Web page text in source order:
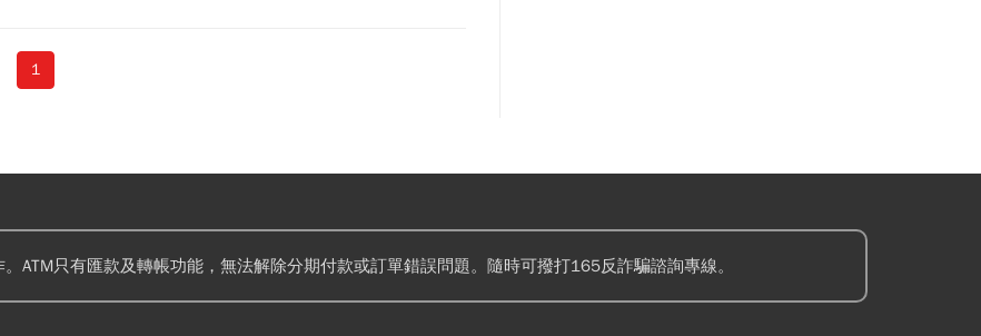
1
ATM只有匯款及轉帳功能，無法解除分期付款或訂單錯誤問題。隨時可撥打165反詐騙諮詢專線。